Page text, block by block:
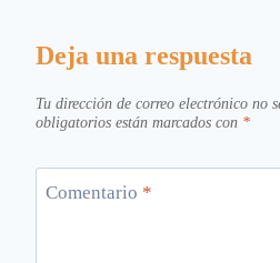
Deja una respuesta
Tu dirección de correo electrónico no
obligatorios están marcados con *
Comentario *